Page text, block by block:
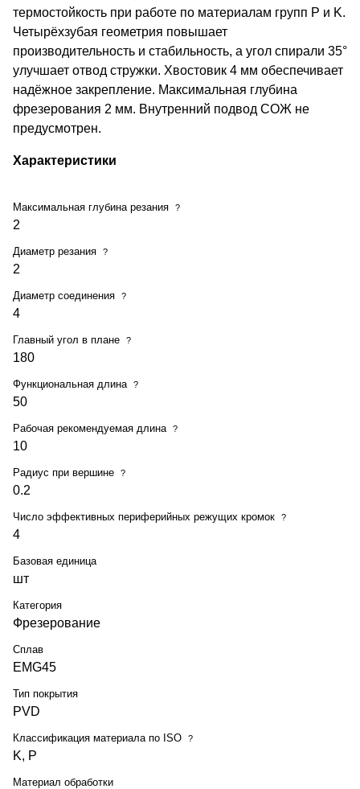
термостойкость при работе по материалам групп P и K.
Четырёхзубая геометрия повышает
производительность и стабильность, а угол спирали 35°
улучшает отвод стружки. Хвостовик 4 мм обеспечивает
надёжное закрепление. Максимальная глубина
фрезерования 2 мм. Внутренний подвод СОЖ не
предусмотрен.
Характеристики
Максимальная глубина резания ?
2
Диаметр резания ?
2
Диаметр соединения ?
4
Главный угол в плане ?
180
Функциональная длина ?
50
Рабочая рекомендуемая длина ?
10
Радиус при вершине ?
0.2
Число эффективных периферийных режущих кромок ?
4
Базовая единица
шт
Категория
Фрезерование
Сплав
EMG45
Тип покрытия
PVD
Классификация материала по ISO ?
K, P
Материал обработки